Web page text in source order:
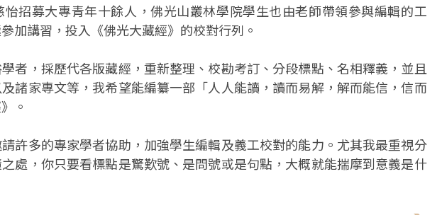
招募大專青年十餘人，佛光山叢林學院學生也由老師帶領參與編輯的工
加講習，投入《佛光大藏經》的校對行列。
者，採歷代各版藏經，重新整理、校勘考訂、分段標點、名相釋義，並且
諸家專文等，我希望能編纂一部「人人能讀，讀而易解，解而能信，信而
。
許多的專家學者協助，加強學生編輯及義工校對的能力。尤其我最重視分
處，你只要看標點是驚歎號、是問號或是句點，大概就能揣摩到意義是什